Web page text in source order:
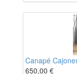
Canapé
650,00 €